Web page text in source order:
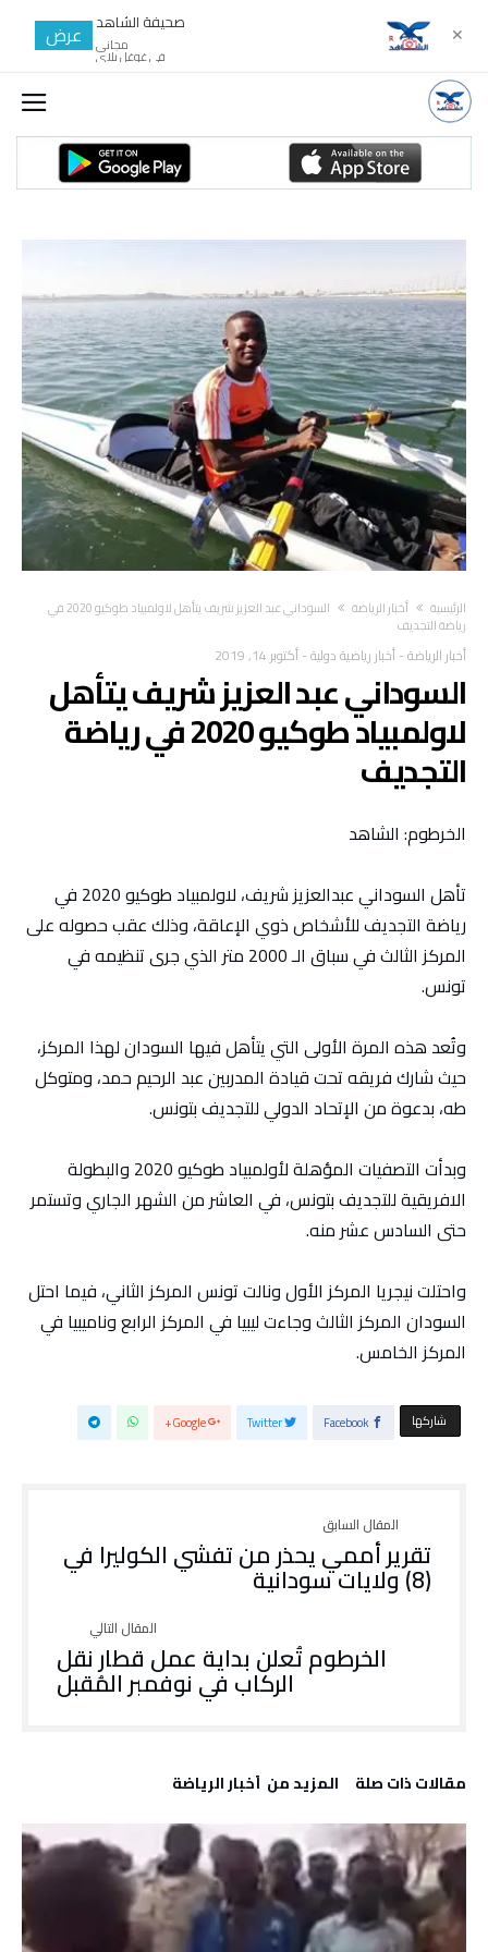
‫الرئيسية‬ أخبار الرياضة
السوداني عبد العزيز شريف يتأهل لاولمبياد طوكيو 2020 في
رياضة التجديف
أخبار الرياضة-أخبار رياضية دولية-أكتوبر 14, 2019
السوداني عبد العزيز شريف يتأهل
لاولمبياد طوكيو 2020 في رياضة
التجديف
الخرطوم: الشاهد
تأهل السوداني عبدالعزيز شريف، لاولمبياد طوكيو 2020 في
رياضة التجديف للأشخاص ذوي الإعاقة، وذلك عقب حصوله على
المركز الثالث في سباق الـ 2000 متر الذي جرى تنظيمه في
تونس.
وتُعد هذه المرة الأولى التي يتأهل فيها السودان لهذا المركز،
حيث شارك فريقه تحت قيادة المدربين عبد الرحيم حمد، ومتوكل
طه، بدعوة من الإتحاد الدولي للتجديف بتونس.
وبدأت التصفيات المؤهلة لأولمبياد طوكيو 2020 والبطولة
الافريقية للتجديف بتونس، في العاشر من الشهر الجاري وتستمر
حتى السادس عشر منه.
واحتلت نيجريا المركز الأول ونالت تونس المركز الثاني، فيما احتل
السودان المركز الثالث وجاءت ليبيا في المركز الرابع وناميبيا في
المركز الخامس.
‫‫ شاركها‬ Facebook
Twitter
Google+
تقرير أممي يحذر من تفشي الكوليرا في
(8) ولايات سودانية
الخرطوم تُعلن بداية عمل قطار نقل
الركاب في نوفمبر المُقبل
‫مقالات ذات صلة‬ ‫المزيد من ‬ أخبار الرياضة
✕ صحيفة الشاهد
مجانى
في غوغل بلاي
عرض